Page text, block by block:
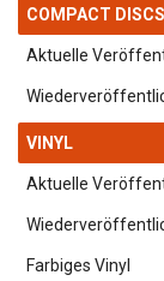
COMPACT DISCS
Aktuelle
VINYL
Aktuelle
Farbiges Vinyl